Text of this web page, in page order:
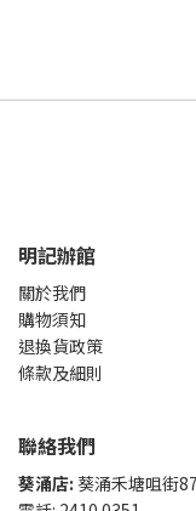
明記辦館
關於我們
購物須知
退換貨政策
條款及細則
聯絡我們
葵涌店: 葵涌禾塘咀街